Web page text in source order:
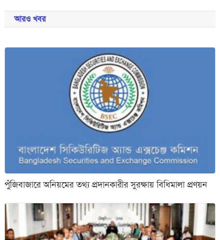
আরও খবর
পুঁজিবাজারে অনিয়মের তথ্য প্রদানকারীর সুরক্ষায় বিধিমালা প্রণয়ন